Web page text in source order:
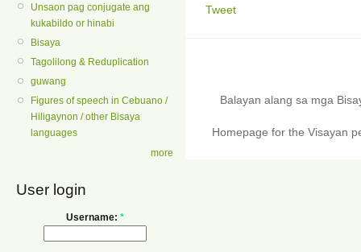
Unsaon pag conjugate ang
kukabildo or hinabi
Bisaya
Tagolilong & Reduplication
guwang
Figures of speech in Cebuano /
Hiligaynon / other Bisaya
languages
more
User login
Username: *
Tweet
Balayan alang sa mga
Homepage for the Visayan